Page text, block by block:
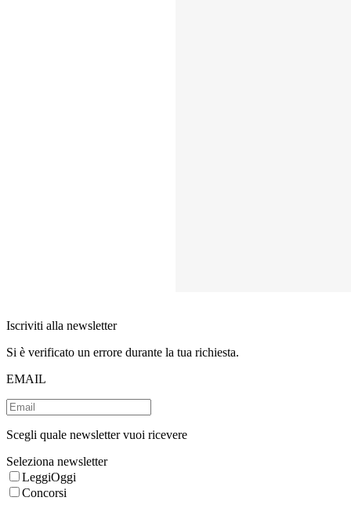
Iscriviti alla newsletter
Si è verificato un errore durante la tua richiesta.
EMAIL
Scegli quale newsletter vuoi ricevere
Seleziona newsletter
LeggiOggi
Concorsi